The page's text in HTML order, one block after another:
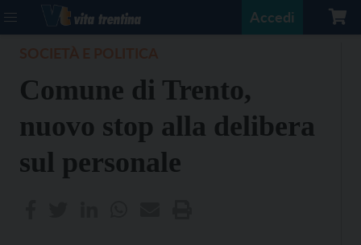
Accedi
Comune di Trento,
nuovo stop alla delibera
sul personale